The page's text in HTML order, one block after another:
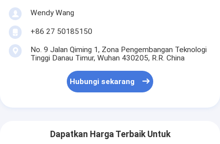
Wendy Wang
+86 27 50185150
No. 9 Jalan Qiming 1, Zona Pengembangan Teknologi
Tinggi Danau Timur, Wuhan 430205, R.R. China
Hubungi sekarang
Dapatkan Harga Terbaik Untuk